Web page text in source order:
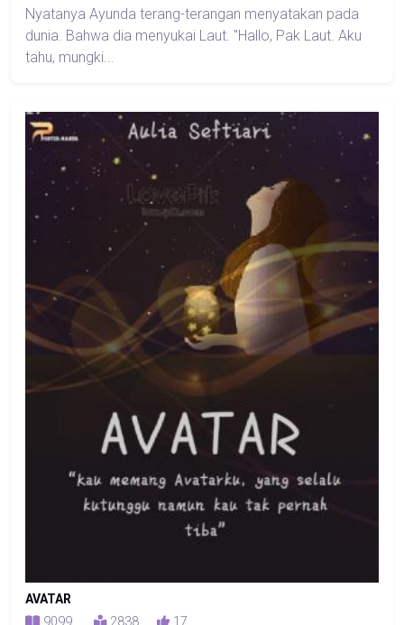
Nyatanya Ayunda terang-terangan menyatakan pada
dunia. Bahwa dia menyukai Laut. "Hallo, Pak Laut. Aku
tahu, mungki...
AVATAR